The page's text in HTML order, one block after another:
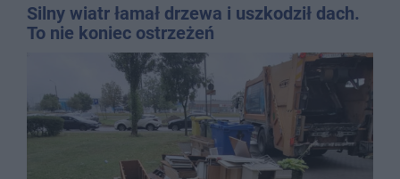
Silny wiatr łamał drzewa i uszkodził dach.
To nie koniec ostrzeżeń